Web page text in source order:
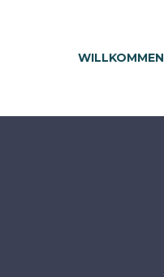
WILLKOMMEN